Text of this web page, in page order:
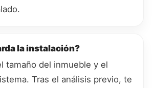
la instalación?
tamaño del inmueble y el
Tras el análisis previo, te